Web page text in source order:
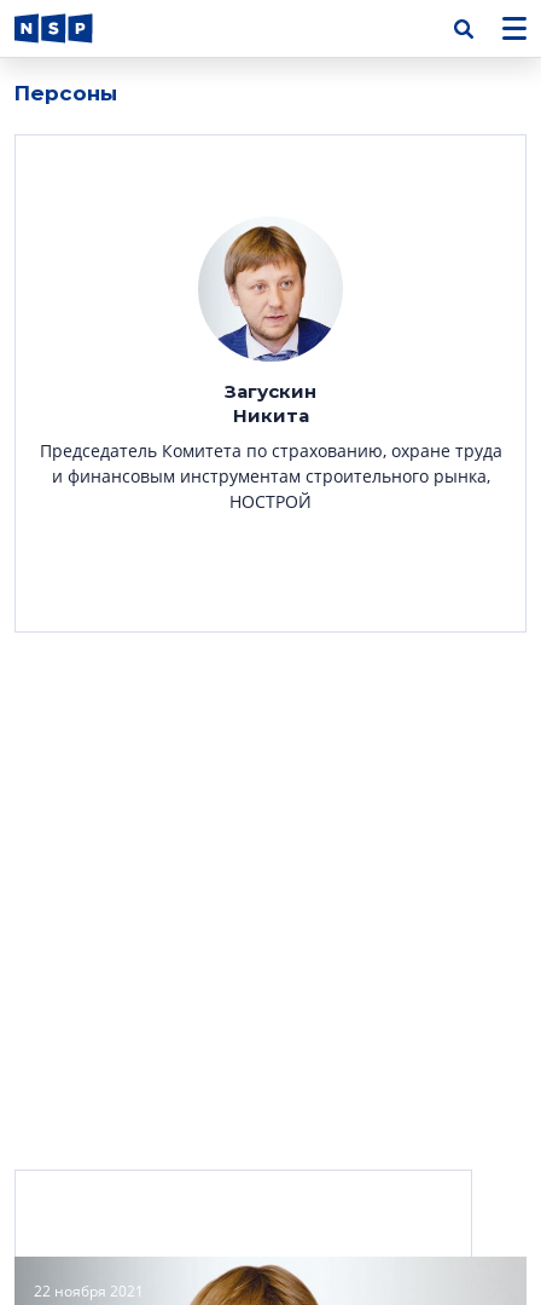
Персоны
Загускин
Никита
Председатель Комитета по страхованию, охране труда
и финансовым инструментам строительного рынка,
НОСТРОЙ
22 ноября 2021